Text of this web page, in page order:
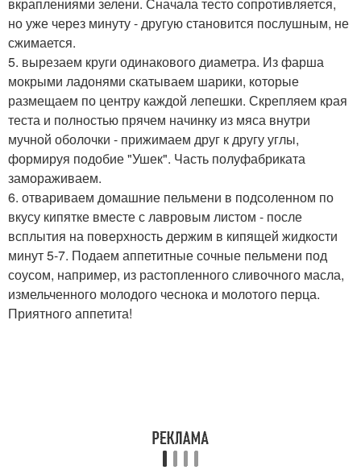
но уже через минуту - другую становится послушным, не
сжимается.
5. вырезаем круги одинакового диаметра. Из фарша
мокрыми ладонями скатываем шарики, которые
размещаем по центру каждой лепешки. Скрепляем края
теста и полностью прячем начинку из мяса внутри
мучной оболочки - прижимаем друг к другу углы,
формируя подобие "Ушек". Часть полуфабриката
замораживаем.
6. отвариваем домашние пельмени в подсоленном по
вкусу кипятке вместе с лавровым листом - после
всплытия на поверхность держим в кипящей жидкости
минут 5-7. Подаем аппетитные сочные пельмени под
соусом, например, из растопленного сливочного масла,
измельченного молодого чеснока и молотого перца.
Приятного аппетита!